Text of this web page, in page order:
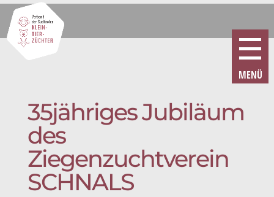
35jähriges Jubiläum
des
Ziegenzuchtverein
SCHNALS